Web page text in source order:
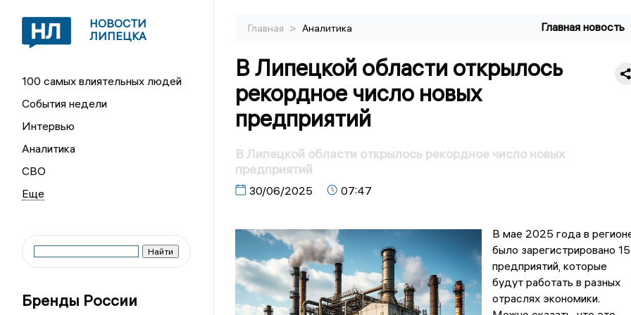
НОВОСТИ
ЛИПЕЦКА
100 самых влиятельных людей
События недели
Интервью
Аналитика
СВО
Бренды России
Главная > Аналитика Главная новость
В Липецкой области открылось
рекордное число новых
предприятий
В Липецкой области открылось рекордное число новых
предприятий
30/06/2025 07:47
В мае 2025 года в
было зарегистрировано
предприятий, которые
будут работать в разных
отраслях экономики.